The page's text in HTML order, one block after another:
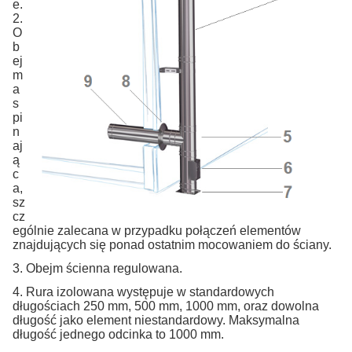
e.
2.
O
b
ej
m
a
s
pi
n
aj
ą
c
a,
sz
cz
ególnie zalecana w przypadku połączeń elementów
znajdujących się ponad ostatnim mocowaniem do ściany.
3. Obejm ścienna regulowana.
4. Rura izolowana występuje w standardowych
długościach 250 mm, 500 mm, 1000 mm, oraz dowolna
długość jako element niestandardowy. Maksymalna
długość jednego odcinka to 1000 mm.